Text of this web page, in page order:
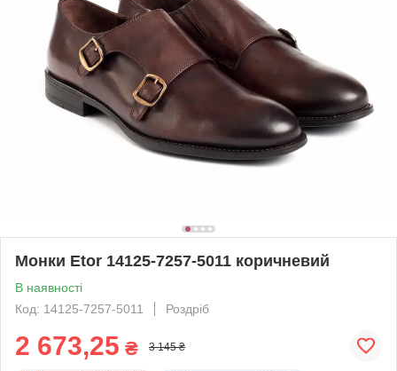
Монки Etor 14125-7257-5011 коричневий
В наявності
Код: 14125-7257-5011
Роздріб
2 673,25 ₴ 3 145 ₴